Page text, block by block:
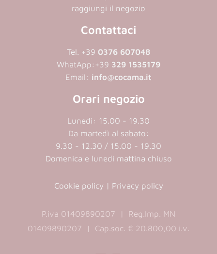
raggiungi il negozio
Contattaci
Tel. +39 0376 607048
WhatApp: +39 329 1535179
Email: info@cocama.it
Orari negozio
Lunedì: 15.00 - 19.30
Da martedì al sabato:
9.30 - 12.30 / 15.00 - 19.30
Domenica e lunedi mattina chiuso
Cookie policy | Privacy policy
P.iva 01409890207 | Reg.Imp. MN
01409890207 | Cap.soc. € 20.800,00 i.v.